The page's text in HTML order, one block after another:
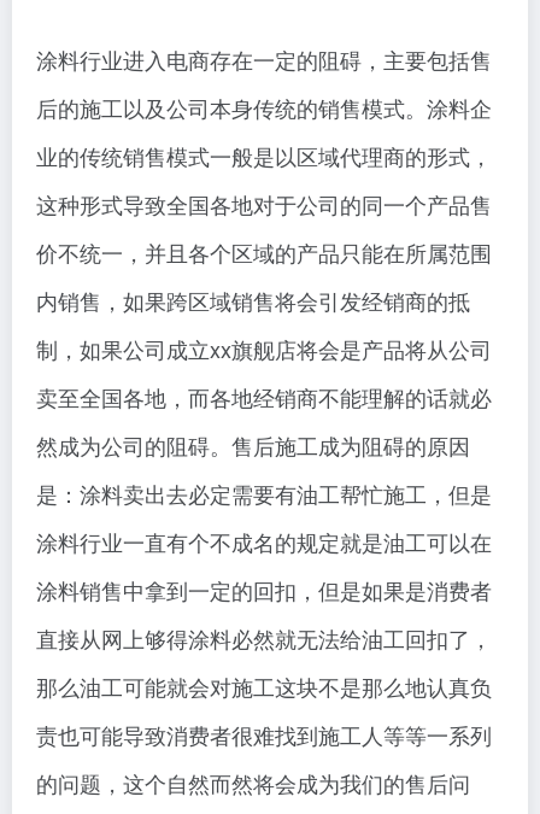
涂料行业进入电商存在一定的阻碍，主要包括售
后的施工以及公司本身传统的销售模式。涂料企
业的传统销售模式一般是以区域代理商的形式，
这种形式导致全国各地对于公司的同一个产品售
价不统一，并且各个区域的产品只能在所属范围
内销售，如果跨区域销售将会引发经销商的抵
制，如果公司成立xx旗舰店将会是产品将从公司
卖至全国各地，而各地经销商不能理解的话就必
然成为公司的阻碍。售后施工成为阻碍的原因
是：涂料卖出去必定需要有油工帮忙施工，但是
涂料行业一直有个不成名的规定就是油工可以在
涂料销售中拿到一定的回扣，但是如果是消费者
直接从网上够得涂料必然就无法给油工回扣了，
那么油工可能就会对施工这块不是那么地认真负
责也可能导致消费者很难找到施工人等等一系列
的问题，这个自然而然将会成为我们的售后问